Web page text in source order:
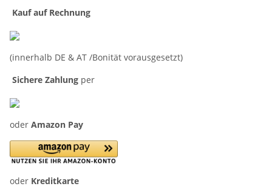
Kauf auf Rechnung
(innerhalb DE & AT /Bonität vorausgesetzt)
Sichere Zahlung per
oder Amazon Pay
oder Kreditkarte